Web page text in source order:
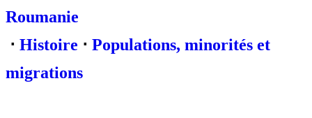
Roumanie
⋅ Histoire ⋅ Populations, minorités et
migrations